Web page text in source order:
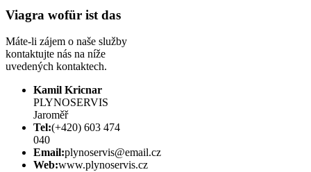
Viagra wofür ist das
Máte-li zájem o naše služby
kontaktujte nás na níže
uvedených kontaktech.
Kamil Kricnar
PLYNOSERVIS
Jaroměř
Tel:(+420) 603 474
040
Email:plynoservis@email.cz
Web:www.plynoservis.cz